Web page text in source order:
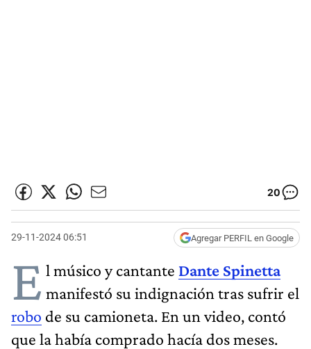
20
29-11-2024 06:51 Agregar PERFIL en Google
E l músico y cantante Dante Spinetta
manifestó su indignación tras sufrir el
robo de su camioneta. En un video, contó
que la había comprado hacía dos meses.